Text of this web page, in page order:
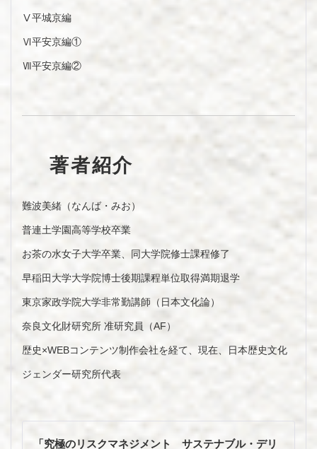
Ⅴ平城京編
Ⅵ平安京編①
Ⅶ平安京編②
著者紹介
難波美緒（なんば・みお）
普連土学園高等学校卒業
お茶の水女子大学卒業、同大学院修士課程修了
早稲田大学大学院博士後期課程単位取得満期退学
東京家政学院大学非常勤講師（日本文化論）
奈良文化財研究所 准研究員（AF）
歴史×WEBコンテンツ制作会社を経て、現在、日本歴史文化
ジェンダー研究所代表
投
「究極のリスクマネジメント サステナブル・デリ